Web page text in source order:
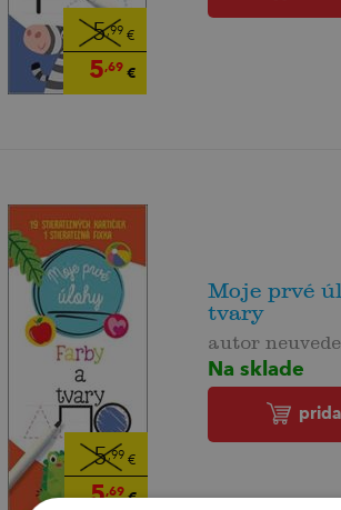
5,99 €
5,69€
5,99 €
5,69€
Moje prvé
tvary
autor
Na sklade